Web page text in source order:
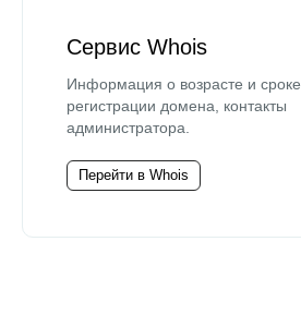
Сервис Whois
Информация о возрасте и сроке
регистрации домена, контакты
администратора.
Перейти в Whois